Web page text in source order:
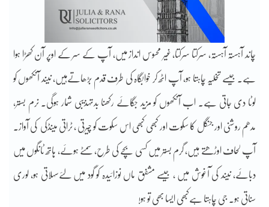
چاند آہستہ آہستہ، سرکتا سرکتا، غیر محسوس انداز میں، آپ کے سر کے اوپر آن کھڑا ہوا
ہے۔ جیسے تخلیہ چاہتا ہو، آپ اٹھ کر خوابگاہ کی طرف قدم بڑھاتےہیں، نیند آنکھوں کو
لوٹا دی جاتی ہے۔ اب آنکھوں کو مزید جگائے رکھنا بدتہذیبی شمار ہوگی۔ نرم بستر،
مدھم روشنی اور جنگل کا سکوت اور کبھی کبھی اس سکوت کو چیرتی ، ٹراتی مینڈکی کی آواز۔
آپ لحاف اوڑھتے ہیں، گرم بستر میں کسی بچے کی طرح، سمٹے ہوئے، ہاتھ ٹانگوں میں
دبائے، نیند کی آغوش میں ، جیسے مشفق ماں نوزائیدہ کو گود میں لئےسہلاتی ہو، لوری
سناتی ہو۔ جی چاہتا ہےکبھی ایسا بھی تو ہو!